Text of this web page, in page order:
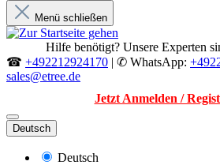
Menü schließen
Hilfe benötigt? Unsere Experten
☎ +492212924170 | ✆ WhatsApp:
sales@etree.de
Jetzt Anmelden /
Deutsch
Deutsch